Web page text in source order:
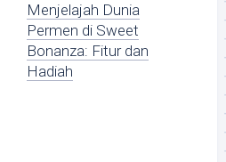
Menjelajah Dunia
Permen di Sweet
Bonanza: Fitur dan
Hadiah